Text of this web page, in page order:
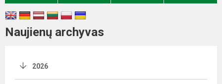
Naujienų archyvas
2026